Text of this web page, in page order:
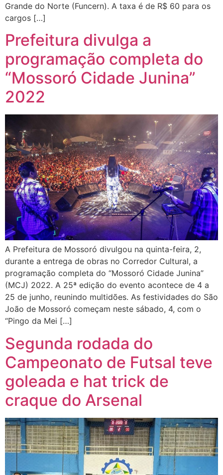
Grande do Norte (Funcern). A taxa é de R$ 60 para os
cargos […]
Prefeitura divulga a
programação completa do
“Mossoró Cidade Junina”
2022
A Prefeitura de Mossoró divulgou na quinta-feira, 2,
durante a entrega de obras no Corredor Cultural, a
programação completa do “Mossoró Cidade Junina”
(MCJ) 2022. A 25ª edição do evento acontece de 4 a
25 de junho, reunindo multidões. As festividades do São
João de Mossoró começam neste sábado, 4, com o
“Pingo da Mei […]
Segunda rodada do
Campeonato de Futsal teve
goleada e hat trick de
craque do Arsenal